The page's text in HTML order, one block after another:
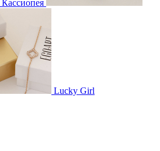
Кассиопея
Lucky Girl